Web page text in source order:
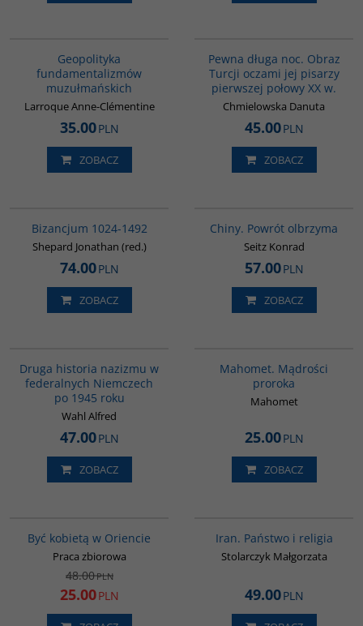
Geopolityka
fundamentalizmów
muzułmańskich
Larroque Anne-Clémentine
35.00PLN
ZOBACZ
Pewna długa noc. Obraz
Turcji oczami jej pisarzy
pierwszej połowy XX w.
Chmielowska Danuta
45.00PLN
ZOBACZ
Bizancjum 1024-1492
Shepard Jonathan (red.)
74.00PLN
ZOBACZ
Chiny. Powrót olbrzyma
Seitz Konrad
57.00PLN
ZOBACZ
Druga historia nazizmu w
federalnych Niemczech
po 1945 roku
Wahl Alfred
47.00PLN
ZOBACZ
Mahomet. Mądrości
proroka
Mahomet
25.00PLN
ZOBACZ
Być kobietą w Oriencie
Praca zbiorowa
48.00PLN
25.00PLN
Iran. Państwo i religia
Stolarczyk Małgorzata
49.00PLN